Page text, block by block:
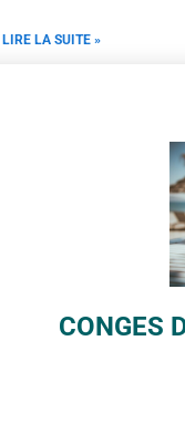
LIRE LA SUITE »
CONGES